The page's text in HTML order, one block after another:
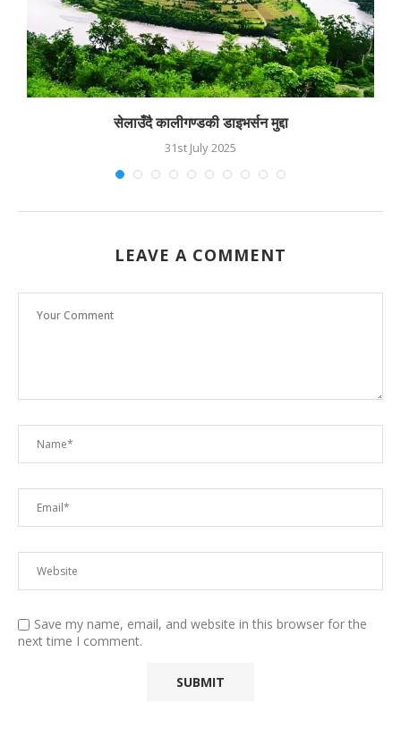
सेलाउँदै कालीगण्डकी डाइभर्सन मुद्दा
31st July 2025
LEAVE A COMMENT
Save my name, email, and website in this browser for the
next time I comment.